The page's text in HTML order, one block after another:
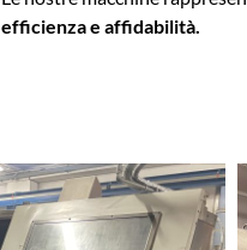
efficienza e affidabilità.